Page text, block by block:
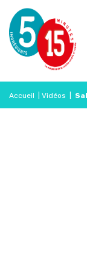
Accueil Vidéos